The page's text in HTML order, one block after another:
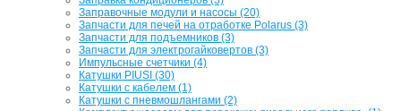
Заправочные модули и насосы (20)
Запчасти для печей на отработке Polarus (3)
Запчасти для подъемников (3)
Запчасти для электрогайковертов (3)
Импульсные счетчики (4)
Катушки PIUSI (30)
Катушки с кабелем (1)
Катушки с пневмошлангами (2)